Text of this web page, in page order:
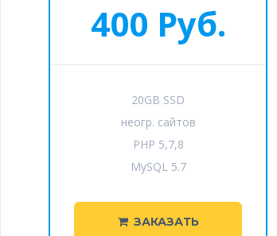
400 Руб.
20GB SSD
неогр. сайтов
PHP 5,7,8
MySQL 5.7
ЗАКАЗАТЬ